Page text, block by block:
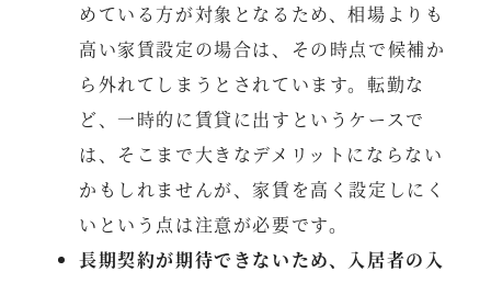
めている方が対象となるため、相場よりも
高い家賃設定の場合は、その時点で候補か
ら外れてしまうとされています。転勤な
ど、一時的に賃貸に出すというケースで
は、そこまで大きなデメリットにならない
かもしれませんが、家賃を高く設定しにく
いという点は注意が必要です。
長期契約が期待できないため、入居者の入